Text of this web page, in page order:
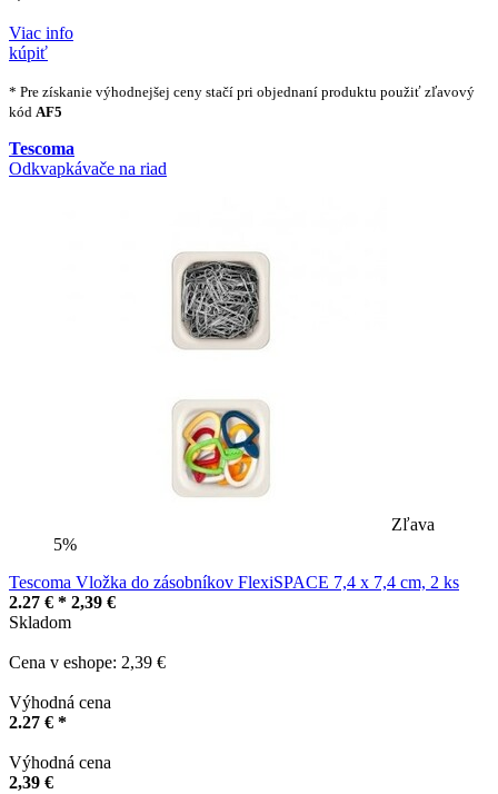
Viac info
kúpiť
* Pre získanie výhodnejšej ceny stačí pri objednaní produktu použiť zľavový
kód AF5
Tescoma
Odkvapkávače na riad
Zľava
5%
Tescoma Vložka do zásobníkov FlexiSPACE 7,4 x 7,4 cm, 2 ks
2.27 € * 2,39 €
Skladom
Cena v eshope: 2,39 €
Výhodná cena
2.27 € *
Výhodná cena
2,39 €